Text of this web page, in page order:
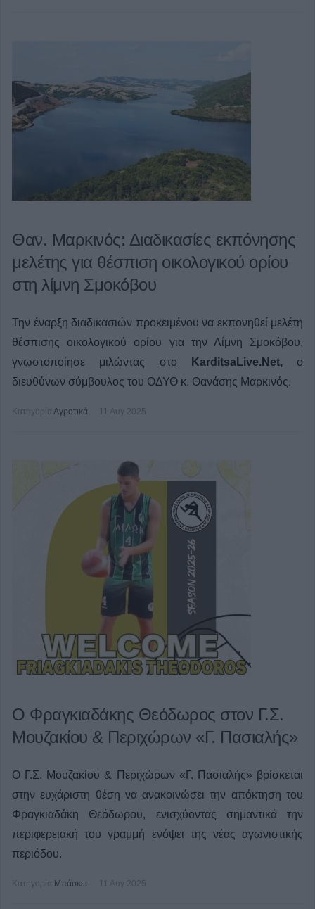
Θαν. Μαρκινός: Διαδικασίες εκπόνησης
μελέτης για θέσπιση οικολογικού ορίου
στη λίμνη Σμοκόβου
Την έναρξη διαδικασιών προκειμένου να εκπονηθεί μελέτη
θέσπισης οικολογικού ορίου για την Λίμνη Σμοκόβου,
γνωστοποίησε μιλώντας στο
KarditsaLive.Net,ο
διευθύνων σύμβουλος του ΟΔΥΘ κ. Θανάσης Μαρκινός.
Κατηγορία Αγροτικά 11 Αυγ 2025
Ο Φραγκιαδάκης Θεόδωρος στον Γ.Σ.
Μουζακίου & Περιχώρων «Γ. Πασιαλής»
Ο Γ.Σ. Μουζακίου & Περιχώρων «Γ. Πασιαλής» βρίσκεται
στην ευχάριστη θέση να ανακοινώσει την απόκτηση του
Φραγκιαδάκη Θεόδωρου, ενισχύοντας σημαντικά την
περιφερειακή του γραμμή ενόψει της νέας αγωνιστικής
περιόδου.
Κατηγορία Μπάσκετ 11 Αυγ 2025